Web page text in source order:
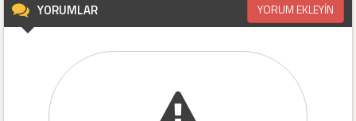
YORUMLAR YORUM EKLEYİN